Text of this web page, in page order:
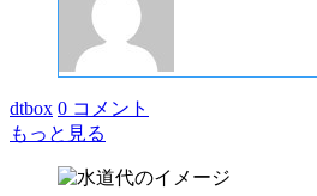
dtbox 0 コメント
もっと見る